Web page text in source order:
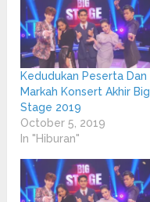
Kedudukan Peserta Dan
Markah Konsert Akhir Big
Stage 2019
October 5, 2019
In "Hiburan"